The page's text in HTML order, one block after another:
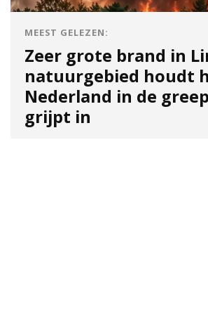
MEEST GELEZEN:
Zeer grote brand in
natuurgebied houdt
Nederland in de
grijpt in